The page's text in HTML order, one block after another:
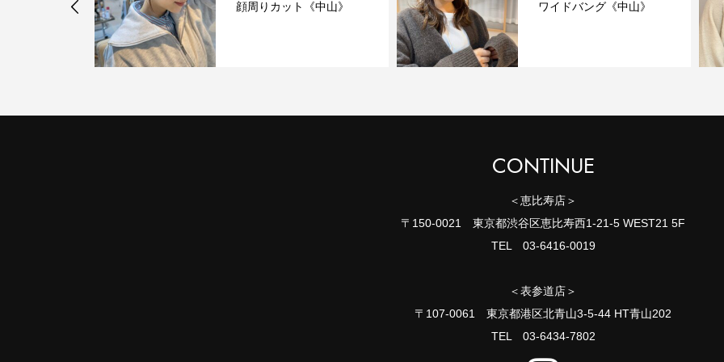
顔周りカット《中山》 ワイドバング《中山》
CONTINUE
＜恵比寿店＞
〒150-0021 東京都渋谷区恵比寿西1-21-5 WEST21 5F
TEL 03-6416-0019
＜表参道店＞
〒107-0061 東京都港区北青山3-5-44 HT青山202
TEL 03-6434-7802